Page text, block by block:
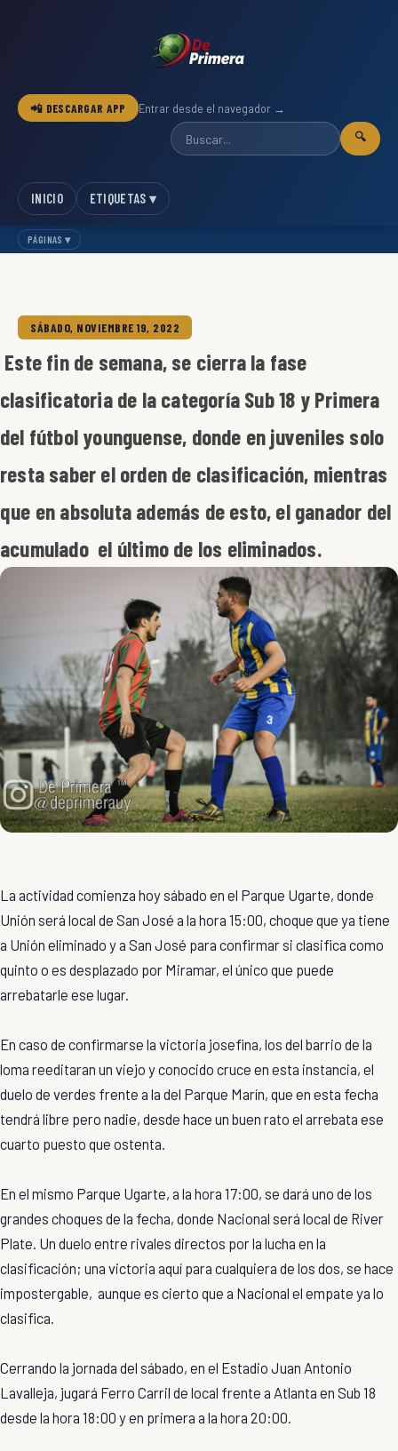
📲 DESCARGAR APP Entrar desde el navegador →
🔍
INICIO ETIQUETAS ▾
PÁGINAS ▾
SÁBADO, NOVIEMBRE 19, 2022
Este fin de semana, se cierra la fase
clasificatoria de la categoría Sub 18 y Primera
del fútbol younguense, donde en juveniles solo
resta saber el orden de clasificación, mientras
que en absoluta además de esto, el ganador del
acumulado el último de los eliminados.
La actividad comienza hoy sábado en el Parque Ugarte, donde
Unión será local de San José a la hora 15:00, choque que ya tiene
a Unión eliminado y a San José para confirmar si clasifica como
quinto o es desplazado por Miramar, el único que puede
arrebatarle ese lugar.
En caso de confirmarse la victoria josefina, los del barrio de la
loma reeditaran un viejo y conocido cruce en esta instancia, el
duelo de verdes frente a la del Parque Marín, que en esta fecha
tendrá libre pero nadie, desde hace un buen rato el arrebata ese
cuarto puesto que ostenta.
En el mismo Parque Ugarte, a la hora 17:00, se dará uno de los
grandes choques de la fecha, donde Nacional será local de River
Plate. Un duelo entre rivales directos por la lucha en la
clasificación; una victoria aquí para cualquiera de los dos, se hace
impostergable, aunque es cierto que a Nacional el empate ya lo
clasifica.
Cerrando la jornada del sábado, en el Estadio Juan Antonio
Lavalleja, jugará Ferro Carril de local frente a Atlanta en Sub 18
desde la hora 18:00 y en primera a la hora 20:00.